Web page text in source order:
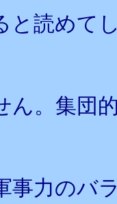
と読めて
ん。集団
事力のバ